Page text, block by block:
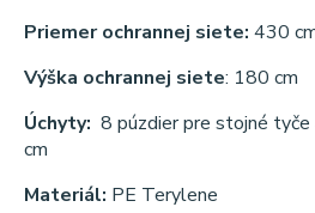
Priemer ochrannej siete: 430
Výška ochrannej siete: 180 cm
Úchyty: 8 púzdier pre stojné
cm
Materiál: PE Terylene